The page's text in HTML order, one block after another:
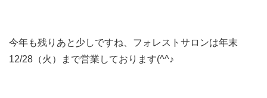
今年も残りあと少しですね、フォレストサロンは年末
12/28（火）まで営業しております(^^♪